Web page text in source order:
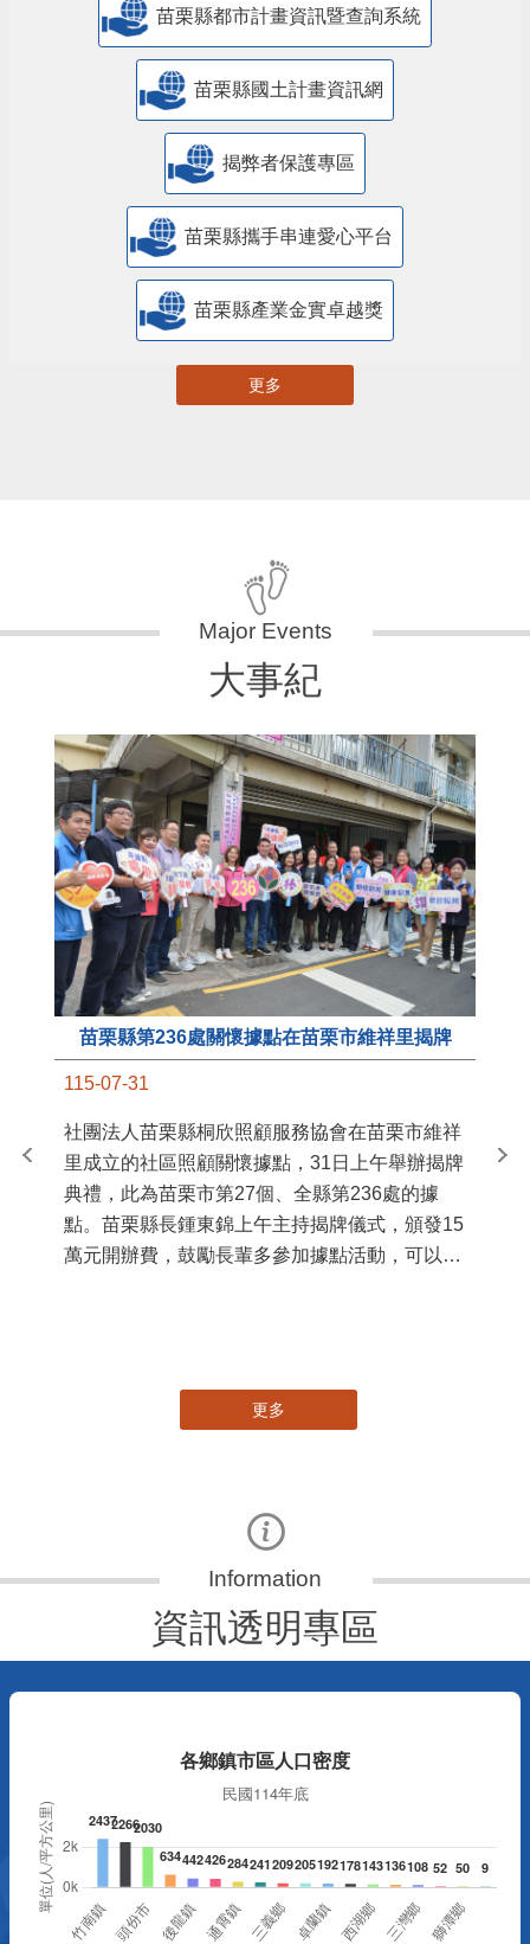
苗栗縣都市計畫資訊暨查詢系統
苗栗縣國土計畫資訊網
揭弊者保護專區
苗栗縣攜手串連愛心平台
苗栗縣產業金實卓越獎
更多
大事紀
苗栗縣第236處關懷據點在苗栗市維祥里揭牌
115-07-31
社團法人苗栗縣桐欣照顧服務協會在苗栗市維祥
里成立的社區照顧關懷據點，31日上午舉辦揭牌
典禮，此為苗栗市第27個、全縣第236處的據
點。苗栗縣長鍾東錦上午主持揭牌儀式，頒發15
萬元開辦費，鼓勵長輩多參加據點活動，可以更
苗
更多
資訊透明專區